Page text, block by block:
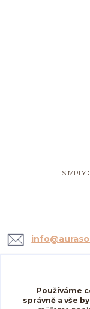
SIMPLY
Používáme
správně a vše